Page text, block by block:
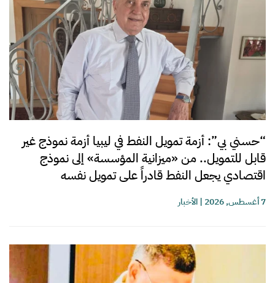
“حسني بي”: أزمة تمويل النفط في ليبيا أزمة نموذج غير
قابل للتمويل.. من «ميزانية المؤسسة» إلى نموذج
اقتصادي يجعل النفط قادراً على تمويل نفسه
7 أغسطس, 2026 |الأخبار